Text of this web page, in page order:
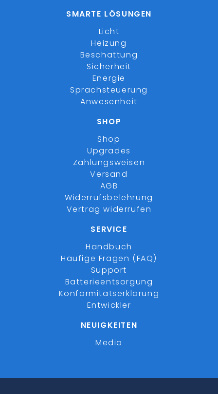
SMARTE LÖSUNGEN
Licht
Heizung
Beschattung
Sicherheit
Energie
Sprachsteuerung
Anwesenheit
SHOP
Shop
Upgrades
Zahlungsweisen
Versand
AGB
Widerrufsbelehrung
Vertrag widerrufen
SERVICE
Handbuch
Häufige Fragen (FAQ)
Support
Batterieentsorgung
Konformitätserklärung
Entwickler
NEUIGKEITEN
Media